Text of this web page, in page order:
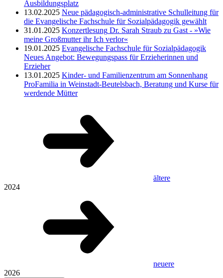
Ausbildungsplatz
13.02.2025 Neue pädagogisch-administrative Schulleitung für
die Evangelische Fachschule für Sozialpädagogik gewählt
31.01.2025 Konzertlesung Dr. Sarah Straub zu Gast - »Wie
meine Großmutter ihr Ich verlor«
19.01.2025 Evangelische Fachschule für Sozialpädagogik
Neues Angebot: Bewegungspass für Erzieherinnen und
Erzieher
13.01.2025 Kinder- und Familienzentrum am Sonnenhang
ProFamilia in Weinstadt-Beutelsbach, Beratung und Kurse für
werdende Mütter
ältere
2024
neuere
2026